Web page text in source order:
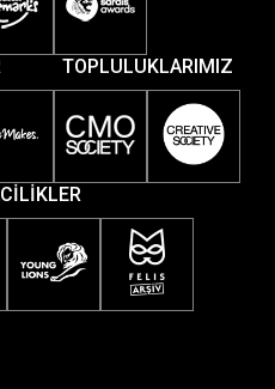
TOPLULUKLARIMIZ